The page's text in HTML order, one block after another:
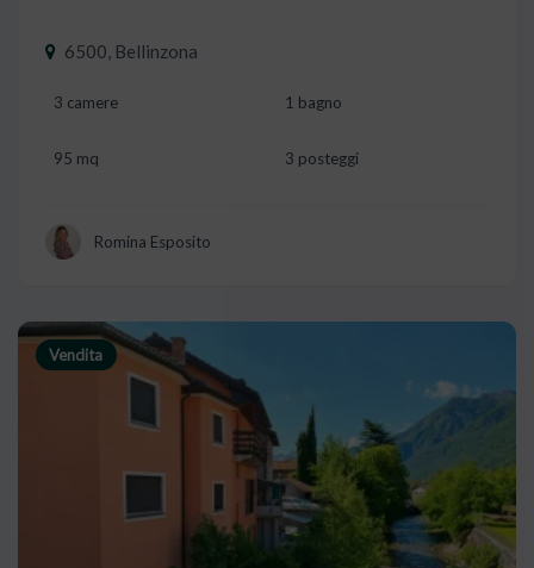
6500, Bellinzona
3 camere 1 bagno
95 mq 3 posteggi
Romina Esposito
Vendita